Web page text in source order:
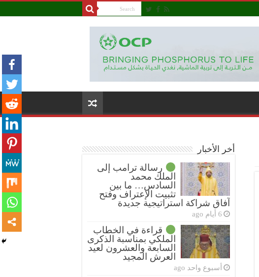
أخر الأخبار
رسالة ترامب إلى
الملك محمد
السادس… ما بين
تثبيت الإعتراف وفتح
آفاق شراكة استراتيجية جديدة
6 أيام ago
قراءة في الخطاب
الملكي بمناسبة الذكرى
السابعة والعشرون لعيد
العرش المجيد
أسبوع واحد ago